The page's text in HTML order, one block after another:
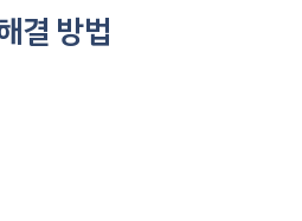
결 방법